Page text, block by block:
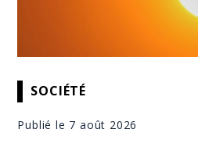
SOCIÉTÉ
Publié le 7 août 2026